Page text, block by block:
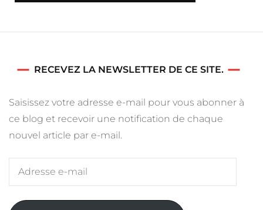
RECEVEZ LA NEWSLETTER DE CE SITE.
Saisissez votre adresse e-mail pour vous abonner à
ce blog et recevoir une notification de chaque
nouvel article par e-mail.
mail